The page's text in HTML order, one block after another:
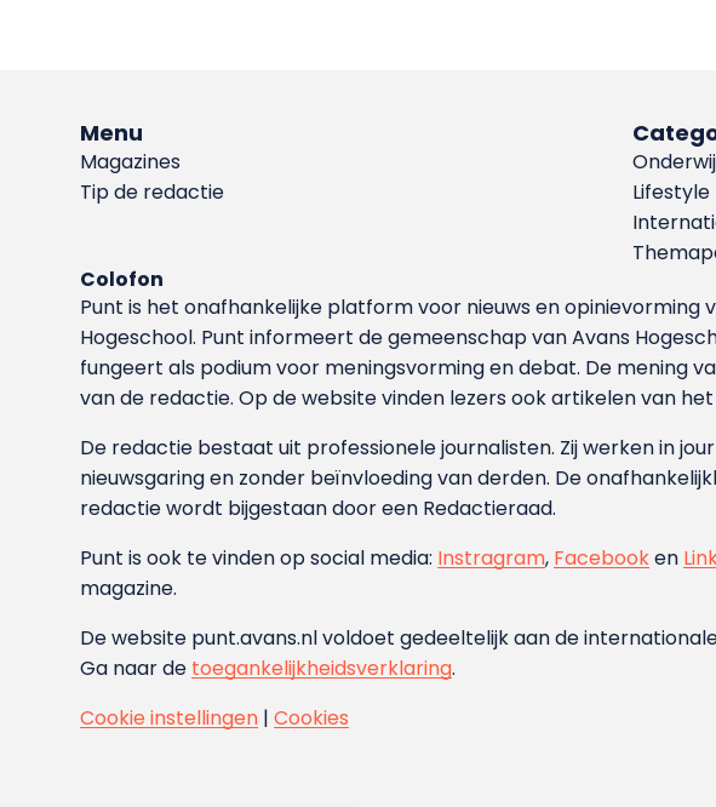
Menu
Magazines
Tip de redactie
Lifestyle
Colofon
Punt is het onafhankelijke platform voor nieuws en
Hoge­school. Punt informeert de gemeenschap van Avans
fungeert als podium voor meningsvorming en debat. De mening
van de redactie. Op de website vinden lezers ook artikelen van
De redactie bestaat uit professionele journalisten. Zij werken in
nieuwsgaring en zonder beïnvloeding van derden. De
redactie wordt bijgestaan door een Redactieraad.
Punt is ook te vinden op social media: Instragram, Facebooken
magazine.
De website punt.avans.nl voldoet gedeeltelijk aan de
Ga naar de toegankelijkheidsverklaring.
Cookie instellingen |Cookies